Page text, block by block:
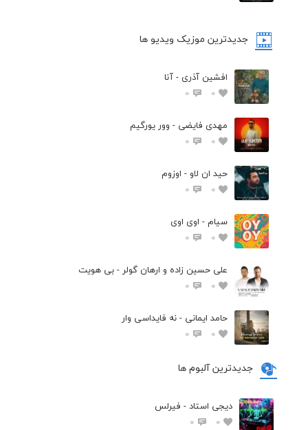
جدیدترین موزیک ویدیو ها
افشین آذری - آنا
0
0
مهدی فایضی - وور یورگیم
0
0
حید ان لاو - اوزوم
0
0
سیام - اوی اوی
0
0
علی حسین زاده و ارهان گولر - بی هویت
0
0
حامد ایمانی - نه فایداسی وار
0
0
جدیدترین آلبوم ها
دیجی استاد - فیرلس
0
0